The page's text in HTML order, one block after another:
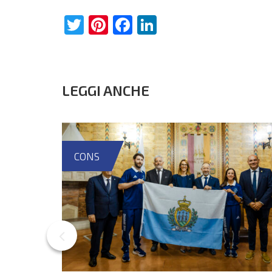
Twitter
Pinterest
Facebook
LEGGI ANCHE
CONS